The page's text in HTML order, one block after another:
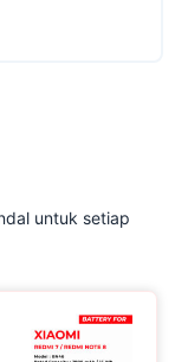
untuk setiap